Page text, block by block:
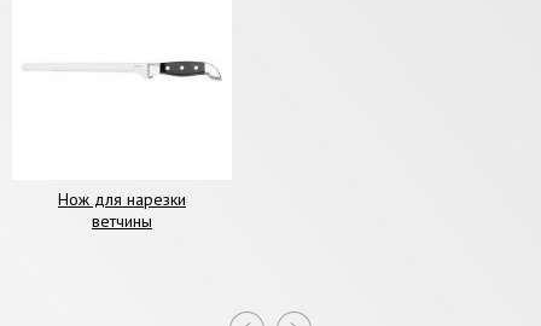
Нож для нарезки
ветчины